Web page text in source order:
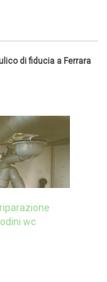
di fiducia a Ferrara
wc